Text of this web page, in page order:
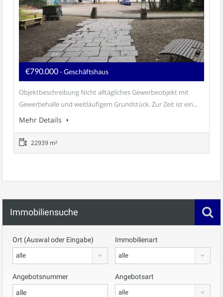
€790.000- Geschäftshaus
Objektbeschreibung Nicht alltägliches Gewerbeobjekt mit
Gewerbehalle und weitläufigem Grundstück. Zur Zeit ist ein...
Mehr Details
22939 m²
Immobiliensuche
Ort (Auswal oder Eingabe)
alle
Immobilienart
alle
Angebotsnummer Angebotsart
alle